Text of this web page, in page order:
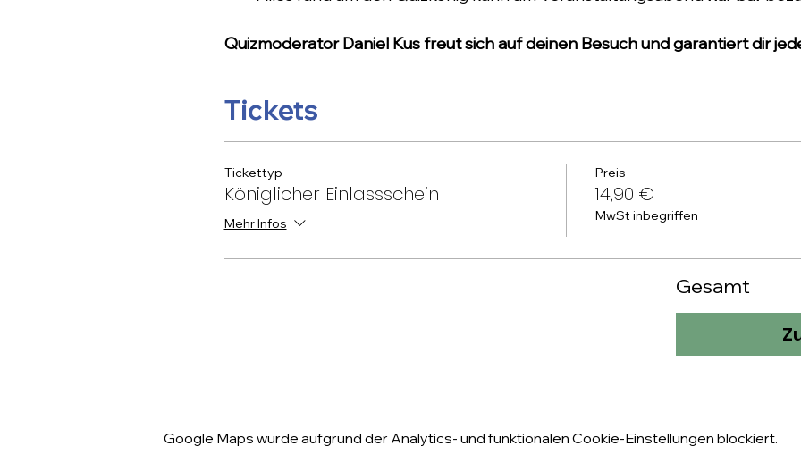
Quizmoderator Daniel Kus freut sich auf deinen Besuch und garantiert dir
Tickets
Tickettyp
Königlicher Einlassschein
Mehr Infos
Preis
14,90 €
MwSt inbegriffen
Gesamt
Google Maps wurde aufgrund der Analytics- und funktionalen Cookie-Einstellungen blockiert.